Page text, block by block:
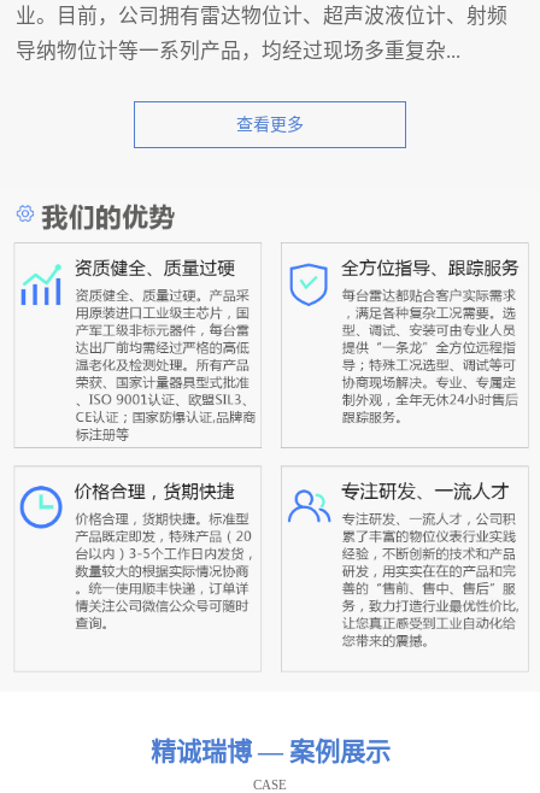
业。目前，公司拥有雷达物位计、超声波液位计、射频
导纳物位计等一系列产品，均经过现场多重复杂...
查看更多
精诚瑞博 — 案例展示
CASE